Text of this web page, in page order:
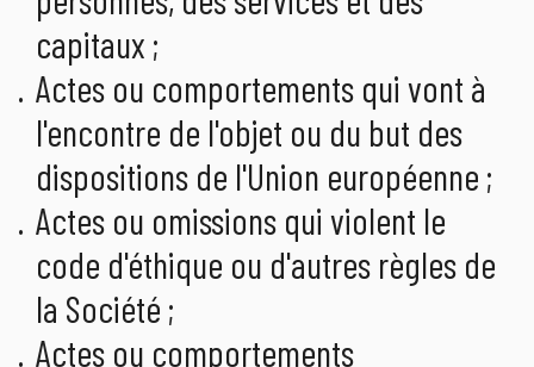
capitaux ;
Actes ou comportements qui vont à
l'encontre de l'objet ou du but des
dispositions de l'Union européenne ;
Actes ou omissions qui violent le
code d'éthique ou d'autres règles de
la Société ;
Actes ou comportements